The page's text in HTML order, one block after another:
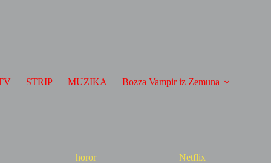
STRIP MUZIKA Bozza Vampir iz Zemuna
horor Netflix